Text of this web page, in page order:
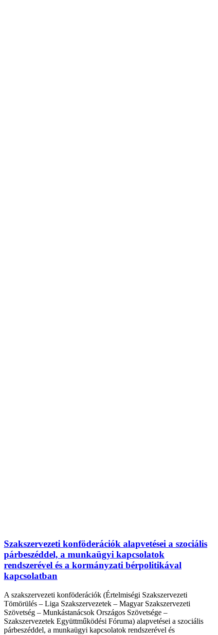
Szakszervezeti konföderációk alapvetései a szociális
párbeszéddel, a munkaügyi kapcsolatok
rendszerével és a kormányzati bérpolitikával
kapcsolatban
A szakszervezeti konföderációk (Értelmiségi Szakszervezeti
Tömörülés – Liga Szakszervezetek – Magyar Szakszervezeti
Szövetség – Munkástanácsok Országos Szövetsége –
Szakszervezetek Együttműködési Fóruma) alapvetései a szociális
párbeszéddel, a munkaügyi kapcsolatok rendszerével és